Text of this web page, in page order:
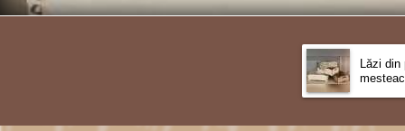
Lăzi din